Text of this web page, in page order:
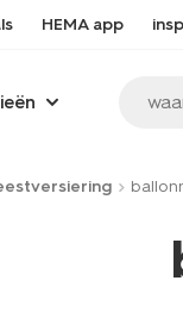
HEMA app